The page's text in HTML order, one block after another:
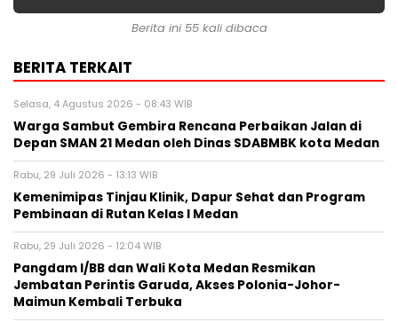
Berita ini 55 kali dibaca
BERITA TERKAIT
Selasa, 4 Agustus 2026 - 08:43 WIB
Warga Sambut Gembira Rencana Perbaikan Jalan di
Depan SMAN 21 Medan oleh Dinas SDABMBK kota Medan
Rabu, 29 Juli 2026 - 13:13 WIB
Kemenimipas Tinjau Klinik, Dapur Sehat dan Program
Pembinaan di Rutan Kelas I Medan
Rabu, 29 Juli 2026 - 12:04 WIB
Pangdam I/BB dan Wali Kota Medan Resmikan
Jembatan Perintis Garuda, Akses Polonia-Johor-
Maimun Kembali Terbuka